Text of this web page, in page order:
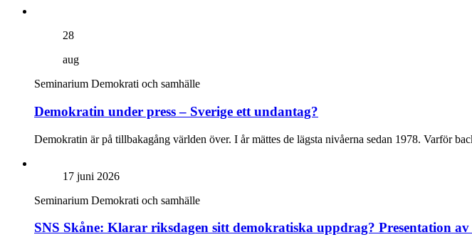
28
aug
Seminarium Demokrati och samhälle
Demokratin under press – Sverige ett undantag?
Demokratin är på tillbakagång världen över. I år mättes de lägsta nivåerna sedan 1978. Varför
17 juni 2026
Seminarium Demokrati och samhälle
SNS Skåne: Klarar riksdagen sitt demokratiska uppdrag? Presentation